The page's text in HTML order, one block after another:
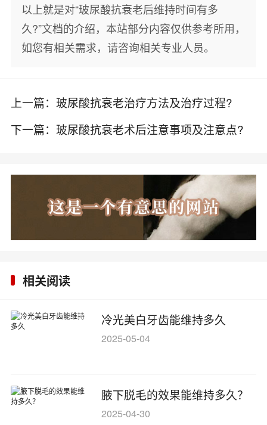
以上就是对“玻尿酸抗衰老后维持时间有多
久?”文档的介绍，本站部分内容仅供参考所用，
如您有相关需求，请咨询相关专业人员。
上一篇： 玻尿酸抗衰老治疗方法及治疗过程?
下一篇： 玻尿酸抗衰老术后注意事项及注意点?
相关阅读
冷光美白牙齿能维持多久
2025-05-04
腋下脱毛的效果能维持多久？
2025-04-30